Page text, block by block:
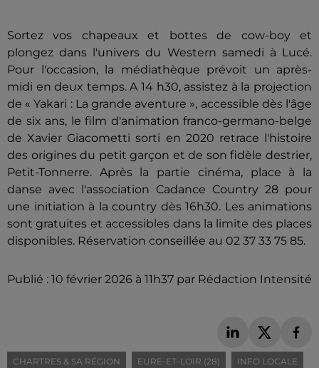
Sortez vos chapeaux et bottes de cow-boy et
plongez dans l'univers du Western samedi à Lucé.
Pour l'occasion, la médiathèque prévoit un après-
midi en deux temps. A 14 h30, assistez à la projection
de « Yakari : La grande aventure », accessible dès l'âge
de six ans, le film d'animation franco-germano-belge
de Xavier Giacometti sorti en 2020 retrace l'histoire
des origines du petit garçon et de son fidèle destrier,
Petit-Tonnerre. Après la partie cinéma, place à la
danse avec l'association Cadance Country 28 pour
une initiation à la country dès 16h30. Les animations
sont gratuites et accessibles dans la limite des places
disponibles. Réservation conseillée au 02 37 33 75 85.
Publié : 10 février 2026 à 11h37 par Rédaction Intensité
CHARTRES & SA RÉGION EURE-ET-LOIR (28) INFO LOCALE